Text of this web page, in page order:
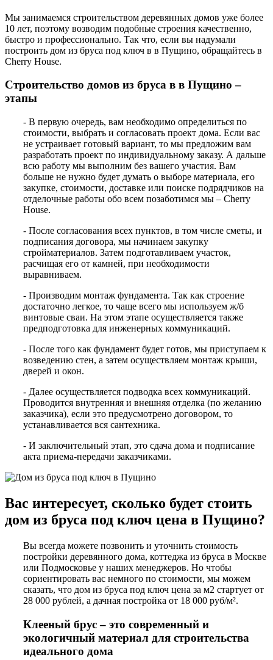
Мы занимаемся строительством деревянных домов уже более
10 лет, поэтому возводим подобные строения качественно,
быстро и профессионально. Так что, если вы надумали
построить дом из бруса под ключ в в Пущино, обращайтесь в
Cherry House.
Строительство домов из бруса в в Пущино –
этапы
- В первую очередь, вам необходимо определиться по
стоимости, выбрать и согласовать проект дома. Если вас
не устраивает готовый вариант, то мы предложим вам
разработать проект по индивидуальному заказу. А дальше
всю работу мы выполним без вашего участия. Вам
больше не нужно будет думать о выборе материала, его
закупке, стоимости, доставке или поиске подрядчиков на
отделочные работы обо всем позаботимся мы – Cherry
House.
- После согласования всех пунктов, в том числе сметы, и
подписания договора, мы начинаем закупку
стройматериалов. Затем подготавливаем участок,
расчищая его от камней, при необходимости
выравниваем.
- Производим монтаж фундамента. Так как строение
достаточно легкое, то чаще всего мы используем ж/б
винтовые сваи. На этом этапе осуществляется также
предподготовка для инженерных коммуникаций.
- После того как фундамент будет готов, мы приступаем к
возведению стен, а затем осуществляем монтаж крыши,
дверей и окон.
- Далее осуществляется подводка всех коммуникаций.
Проводится внутренняя и внешняя отделка (по желанию
заказчика), если это предусмотрено договором, то
устанавливается вся сантехника.
- И заключительный этап, это сдача дома и подписание
акта приема-передачи заказчиками.
Вас интересует, сколько будет стоить
дом из бруса под ключ цена в Пущино?
Вы всегда можете позвонить и уточнить стоимость
постройки деревянного дома, коттеджа из бруса в Москве
или Подмосковье у наших менеджеров. Но чтобы
сориентировать вас немного по стоимости, мы можем
сказать, что дом из бруса под ключ цена за м2 стартует от
28 000 рублей, а дачная постройка от 18 000 руб/м².
Клееный брус – это современный и
экологичный материал для строительства
идеального дома